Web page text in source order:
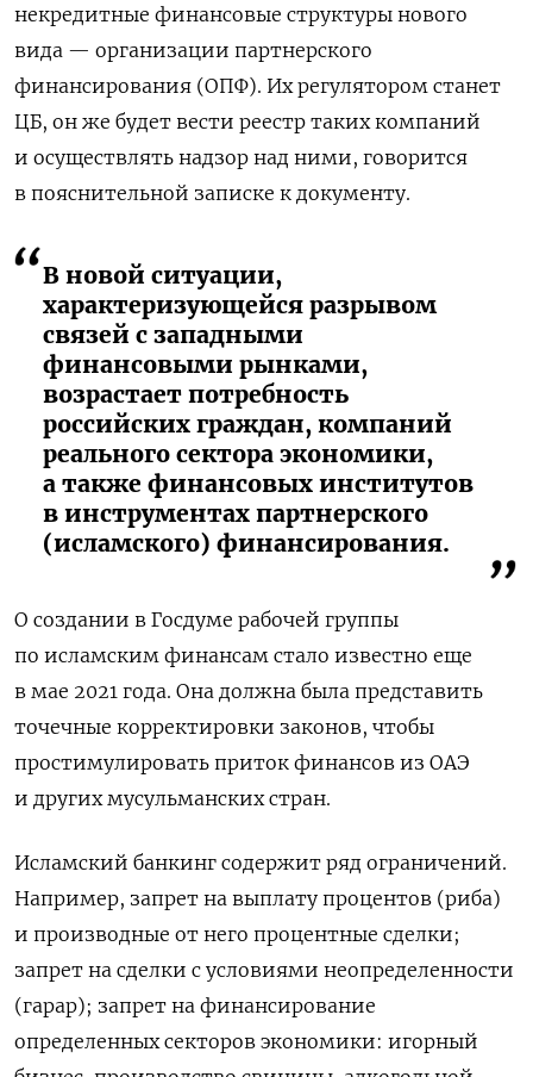
некредитные финансовые структуры нового
вида — организации партнерского
финансирования (ОПФ). Их регулятором станет
ЦБ, он же будет вести реестр таких компаний
и осуществлять надзор над ними, говорится
в пояснительной записке к документу.
В новой ситуации,
характеризующейся разрывом
связей с западными
финансовыми рынками,
возрастает потребность
российских граждан, компаний
реального сектора экономики,
а также финансовых институтов
в инструментах партнерского
(исламского) финансирования.
О создании в Госдуме рабочей группы
по исламским финансам стало известно еще
в мае 2021 года. Она должна была представить
точечные корректировки законов, чтобы
простимулировать приток финансов из ОАЭ
и других мусульманских стран.
Исламский банкинг содержит ряд ограничений.
Например, запрет на выплату процентов (риба)
и производные от него процентные сделки;
запрет на сделки с условиями неопределенности
(гарар); запрет на финансирование
определенных секторов экономики: игорный